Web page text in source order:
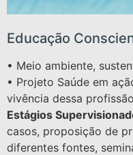
Educação
• Meio ambiente,
• Projeto Saúde em
vivência dessa
Estágios
casos, proposição de
diferentes fontes,